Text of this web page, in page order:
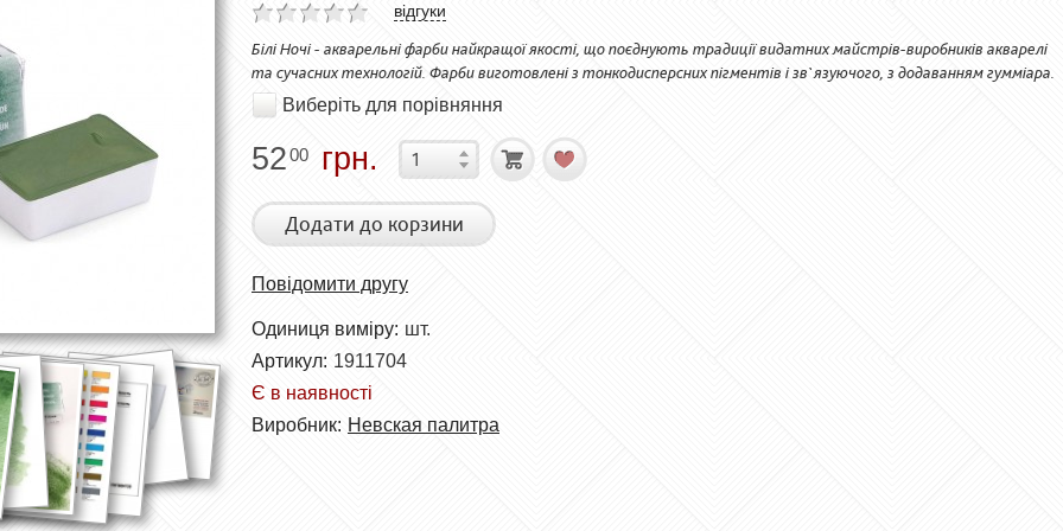
відгуки
Білі Ночі - акварельні фарби найкращої якості, що поєднують традиції видатних майстрів-виробників акварелі
та сучасних технологій. Фарби виготовлені з тонкодисперсних пігментів і зв`язуючого, з додаванням гумміара.
Виберіть для порівняння
5200 грн.
Додати до корзини
Повідомити другу
Одиниця виміру: шт.
Артикул: 1911704
Є в наявності
Виробник: Невская палитра